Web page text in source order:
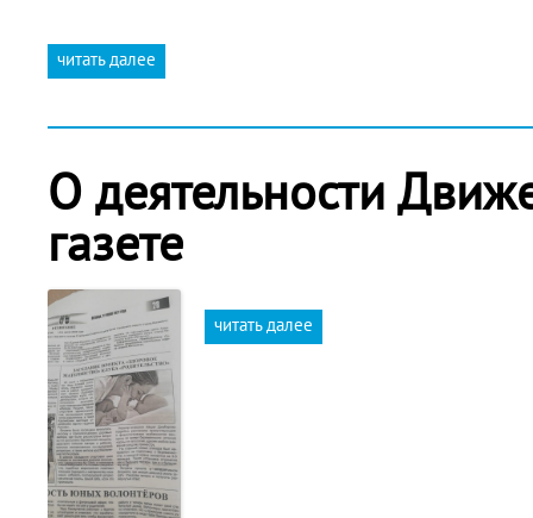
читать далее
О деятельности
газете
читать далее